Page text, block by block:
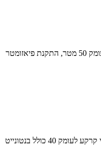
ורד- ויצמן קריית מוצקין, קידוחי קרקע לעומק 50 מטר, התקנת פיאזומטר
כולל בנטונייט